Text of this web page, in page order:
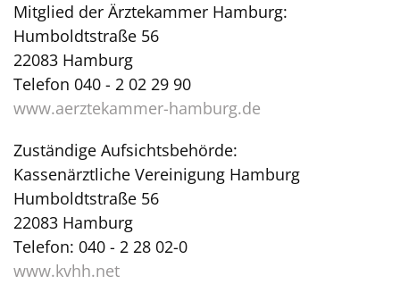
Mitglied der Ärztekammer Hamburg:
Humboldtstraße 56
22083 Hamburg
Telefon 040 - 2 02 29 90
www.aerztekammer-hamburg.de
Zuständige Aufsichtsbehörde:
Kassenärztliche Vereinigung Hamburg
Humboldtstraße 56
22083 Hamburg
Telefon: 040 - 2 28 02-0
www.kvhh.net